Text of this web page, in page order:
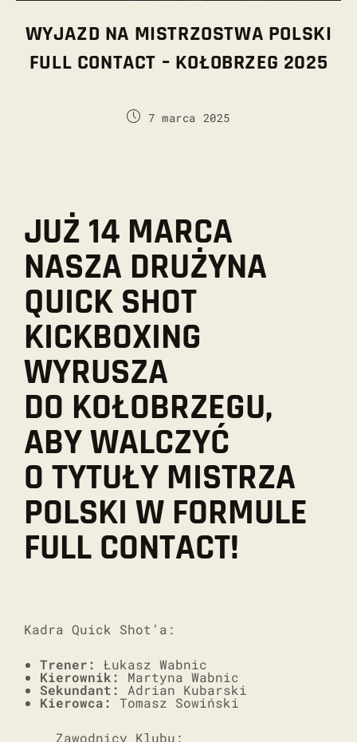
WYJAZD NA MISTRZOSTWA POLSKI
FULL CONTACT – KOŁOBRZEG 2025
7 marca 2025
JUŻ 14 MARCA
NASZA DRUŻYNA
QUICK SHOT
KICKBOXING
WYRUSZA
DO KOŁOBRZEGU,
ABY WALCZYĆ
O TYTUŁY MISTRZA
POLSKI W FORMULE
FULL CONTACT!
Kadra Quick Shot’a:
Trener: Łukasz Wabnic
Kierownik: Martyna Wabnic
Sekundant: Adrian Kubarski
Kierowca: Tomasz Sowiński
Zawodnicy Klubu: